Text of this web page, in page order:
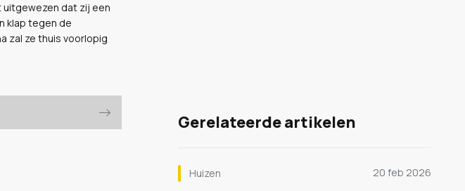
dat zij een
klap tegen de
zal ze thuis voorlopig
Gerelateerde artikelen
Huizen
20 feb 2026